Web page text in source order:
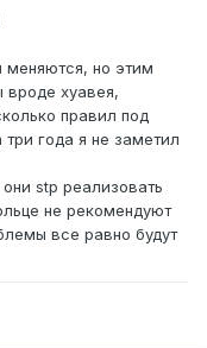
меняются, но этим
вроде хуавея,
правил под
года я не заметил
stp реализовать
не рекомендуют
все равно будут